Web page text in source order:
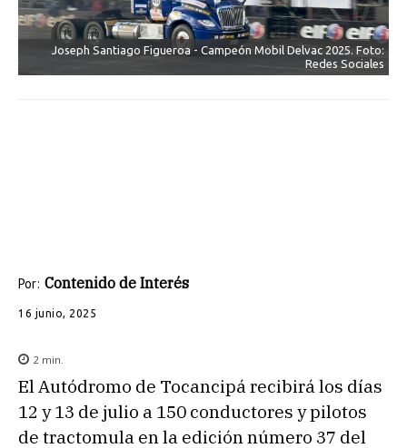
Joseph Santiago Figueroa - Campeón Mobil Delvac 2025. Foto:
Redes Sociales
Por: Contenido de Interés
16 junio, 2025
2 min.
El Autódromo de Tocancipá recibirá los días
12 y 13 de julio a 150 conductores y pilotos
de tractomula en la edición número 37 del